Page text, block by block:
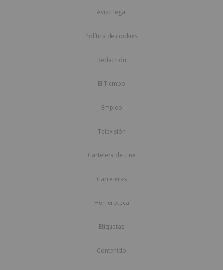
Aviso legal
Política de cookies
Redacción
El Tiempo
Empleo
Televisión
Cartelera de cine
Carreteras
Hemeroteca
Etiquetas
Contenido